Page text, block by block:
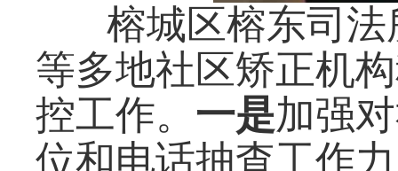
榕城区榕东司
等多地社区矫正机
控工作。 一是加强
位和电话抽查工作